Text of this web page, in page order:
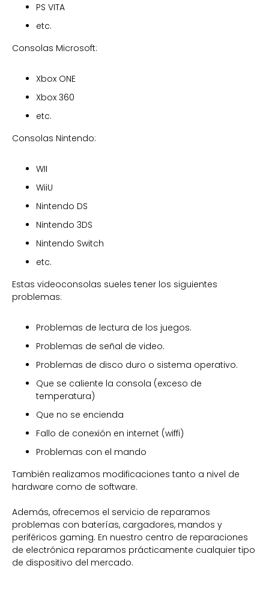
PS VITA
etc.
Consolas Microsoft:
Xbox ONE
Xbox 360
etc.
Consolas Nintendo:
WII
WiiU
Nintendo DS
Nintendo 3DS
Nintendo Switch
etc.
Estas videoconsolas sueles tener los siguientes
problemas:
Problemas de lectura de los juegos.
Problemas de señal de video.
Problemas de disco duro o sistema operativo.
Que se caliente la consola (exceso de
temperatura)
Que no se encienda
Fallo de conexión en internet (wiffi)
Problemas con el mando
También realizamos modificaciones tanto a nivel de
hardware como de software.
Además, ofrecemos el servicio de reparamos
problemas con baterías, cargadores, mandos y
periféricos gaming. En nuestro centro de reparaciones
de electrónica reparamos prácticamente cualquier tipo
de dispositivo del mercado.